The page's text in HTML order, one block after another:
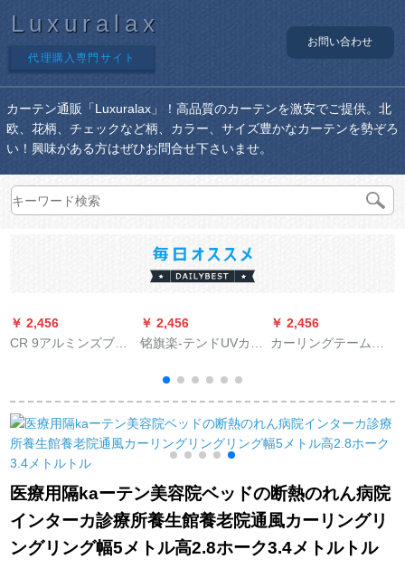
Luxuralax
代理購入専門サイト
お問い合わせ
カーテン通販「Luxuralax」！高品質のカーテンを激安でご提供。北
欧、花柄、チェックなど柄、カラー、サイズ豊かなカーテンを勢ぞろ
い！興味がある方はぜひお問合せ下さいませ。
￥ 2,456
CR 9アルミンズブレ
レインレインレイン
25 mm亮紋シャパン
パンMY-BY 11-L 003
￥ 2,456
铭旗楽-テンドUVカー
化防止补助部品天象
上質ベト20 m
￥ 2,456
カーリングテーム透
断热电ペリング半遮
光レガシー白い布の
白幅3.0*高2.7接続片
医療用隔kaーテン美容院ベッドの断熱のれん病院
インターカ診療所養生館養老院通風カーリングリ
ングリング幅5メトル高2.8ホーク3.4メトルトル